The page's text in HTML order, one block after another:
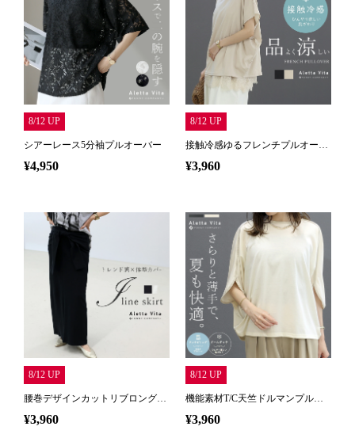
ACCOUNT MENU
ようこそ ゲスト 様
ログイン 会員登録
レディースボトムス
ファッション雑貨
会員ステージ特典プログラムについて
ご利用ガイド